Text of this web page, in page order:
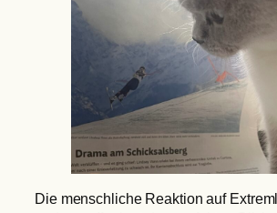
Die menschliche Reaktion auf